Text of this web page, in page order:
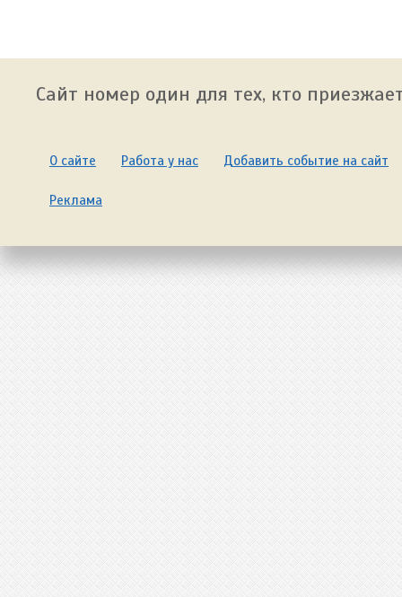
Сайт номер один для тех, кто
О сайте Работа у нас Добавить событие на сайт
Реклама